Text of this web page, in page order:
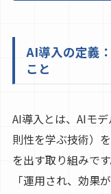
AI導入の定義
こと
AI導入とは、AIモ
則性を学ぶ技術）
を出す取り組みで
「運用され、効果